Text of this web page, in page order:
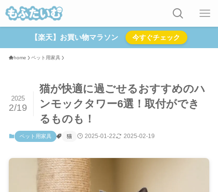
【楽天】お買い物マラソン 今すぐチェック
home ペット用家具
猫が快適に過ごせるおすすめのハ
ンモックタワー6選！取付ができ
るものも！
2025
2/19
ペット用家具 猫 2025-01-22 2025-02-19